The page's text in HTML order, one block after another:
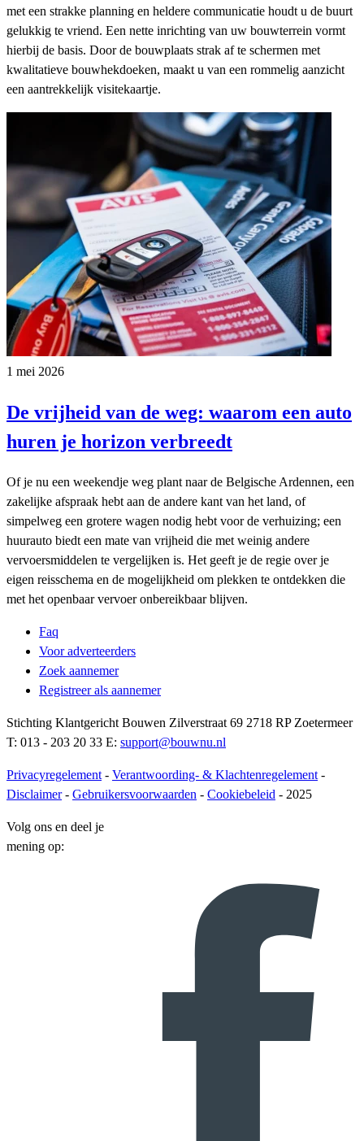
met een strakke planning en heldere communicatie houdt u de buurt
gelukkig te vriend. Een nette inrichting van uw bouwterrein vormt
hierbij de basis. Door de bouwplaats strak af te schermen met
kwalitatieve bouwhekdoeken, maakt u van een rommelig aanzicht
een aantrekkelijk visitekaartje.
1 mei 2026
De vrijheid van de weg: waarom een auto
huren je horizon verbreedt
Of je nu een weekendje weg plant naar de Belgische Ardennen, een
zakelijke afspraak hebt aan de andere kant van het land, of
simpelweg een grotere wagen nodig hebt voor de verhuizing; een
huurauto biedt een mate van vrijheid die met weinig andere
vervoersmiddelen te vergelijken is. Het geeft je de regie over je
eigen reisschema en de mogelijkheid om plekken te ontdekken die
met het openbaar vervoer onbereikbaar blijven.
Faq
Voor adverteerders
Zoek aannemer
Registreer als aannemer
Stichting Klantgericht Bouwen Zilverstraat 69 2718 RP Zoetermeer
T: 013 - 203 20 33 E: support@bouwnu.nl
Privacyregelement - Verantwoording- & Klachtenregelement -
Disclaimer- Gebruikersvoorwaarden - Cookiebeleid - 2025
Volg ons en deel je
mening op: